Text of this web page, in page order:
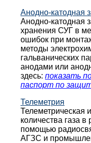
Анодно-катодная
Анодно-катодная
хранения СУГ в
ошибок при
методы
гальванических
анодами или
здесь: показать
паспорт по
Телеметрия
Телеметрическая
количества газа
помощью
АГЗС и